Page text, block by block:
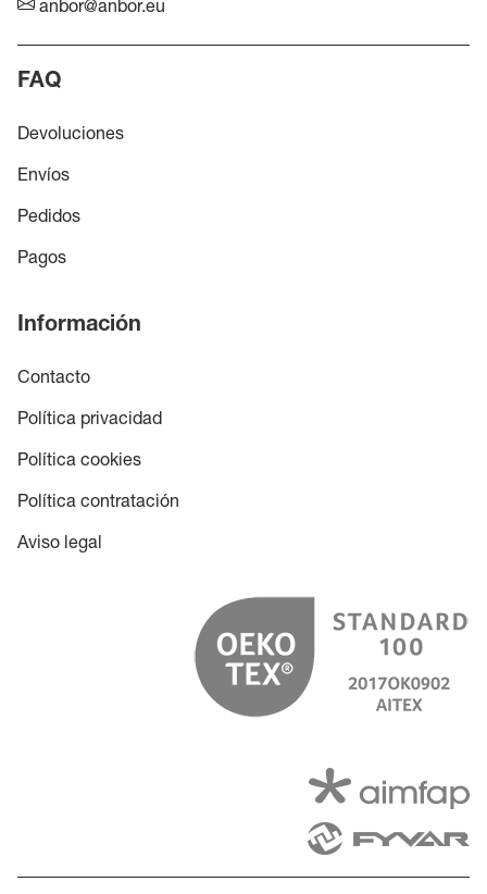
anbor@anbor.eu
FAQ
Devoluciones
Envíos
Pedidos
Pagos
Información
Contacto
Política privacidad
Política cookies
Política contratación
Aviso legal